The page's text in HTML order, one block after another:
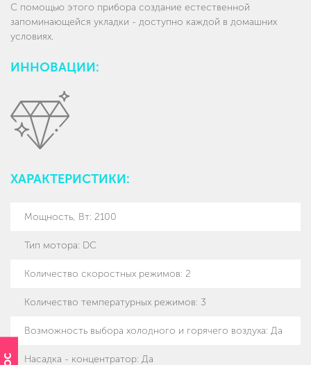
С помощью этого прибора создание естественной
запоминающейся укладки - доступно каждой в домашних
условиях.
ИННОВАЦИИ:
ХАРАКТЕРИСТИКИ:
Мощность, Вт: 2100
Тип мотора: DC
Количество скоростных режимов: 2
Количество температурных режимов: 3
Возможность выбора холодного и горячего воздуха: Да
Насадка - концентратор: Да